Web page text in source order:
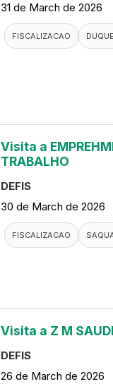
31 de March de 2026
FISCALIZACAO
Visita a
TRABALHO
DEFIS
30 de March de 2026
FISCALIZACAO
Visita a Z M
DEFIS
26 de March de 2026